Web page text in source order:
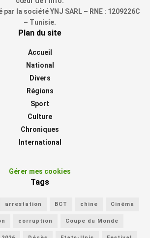
la société YNJ SARL – RNE : 1209226C
– Tunisie.
Plan du site
Accueil
National
Divers
Régions
Sport
Culture
Chroniques
International
Gérer mes cookies
Tags
arrestation BCT chine Cinéma
corruption Coupe du Monde